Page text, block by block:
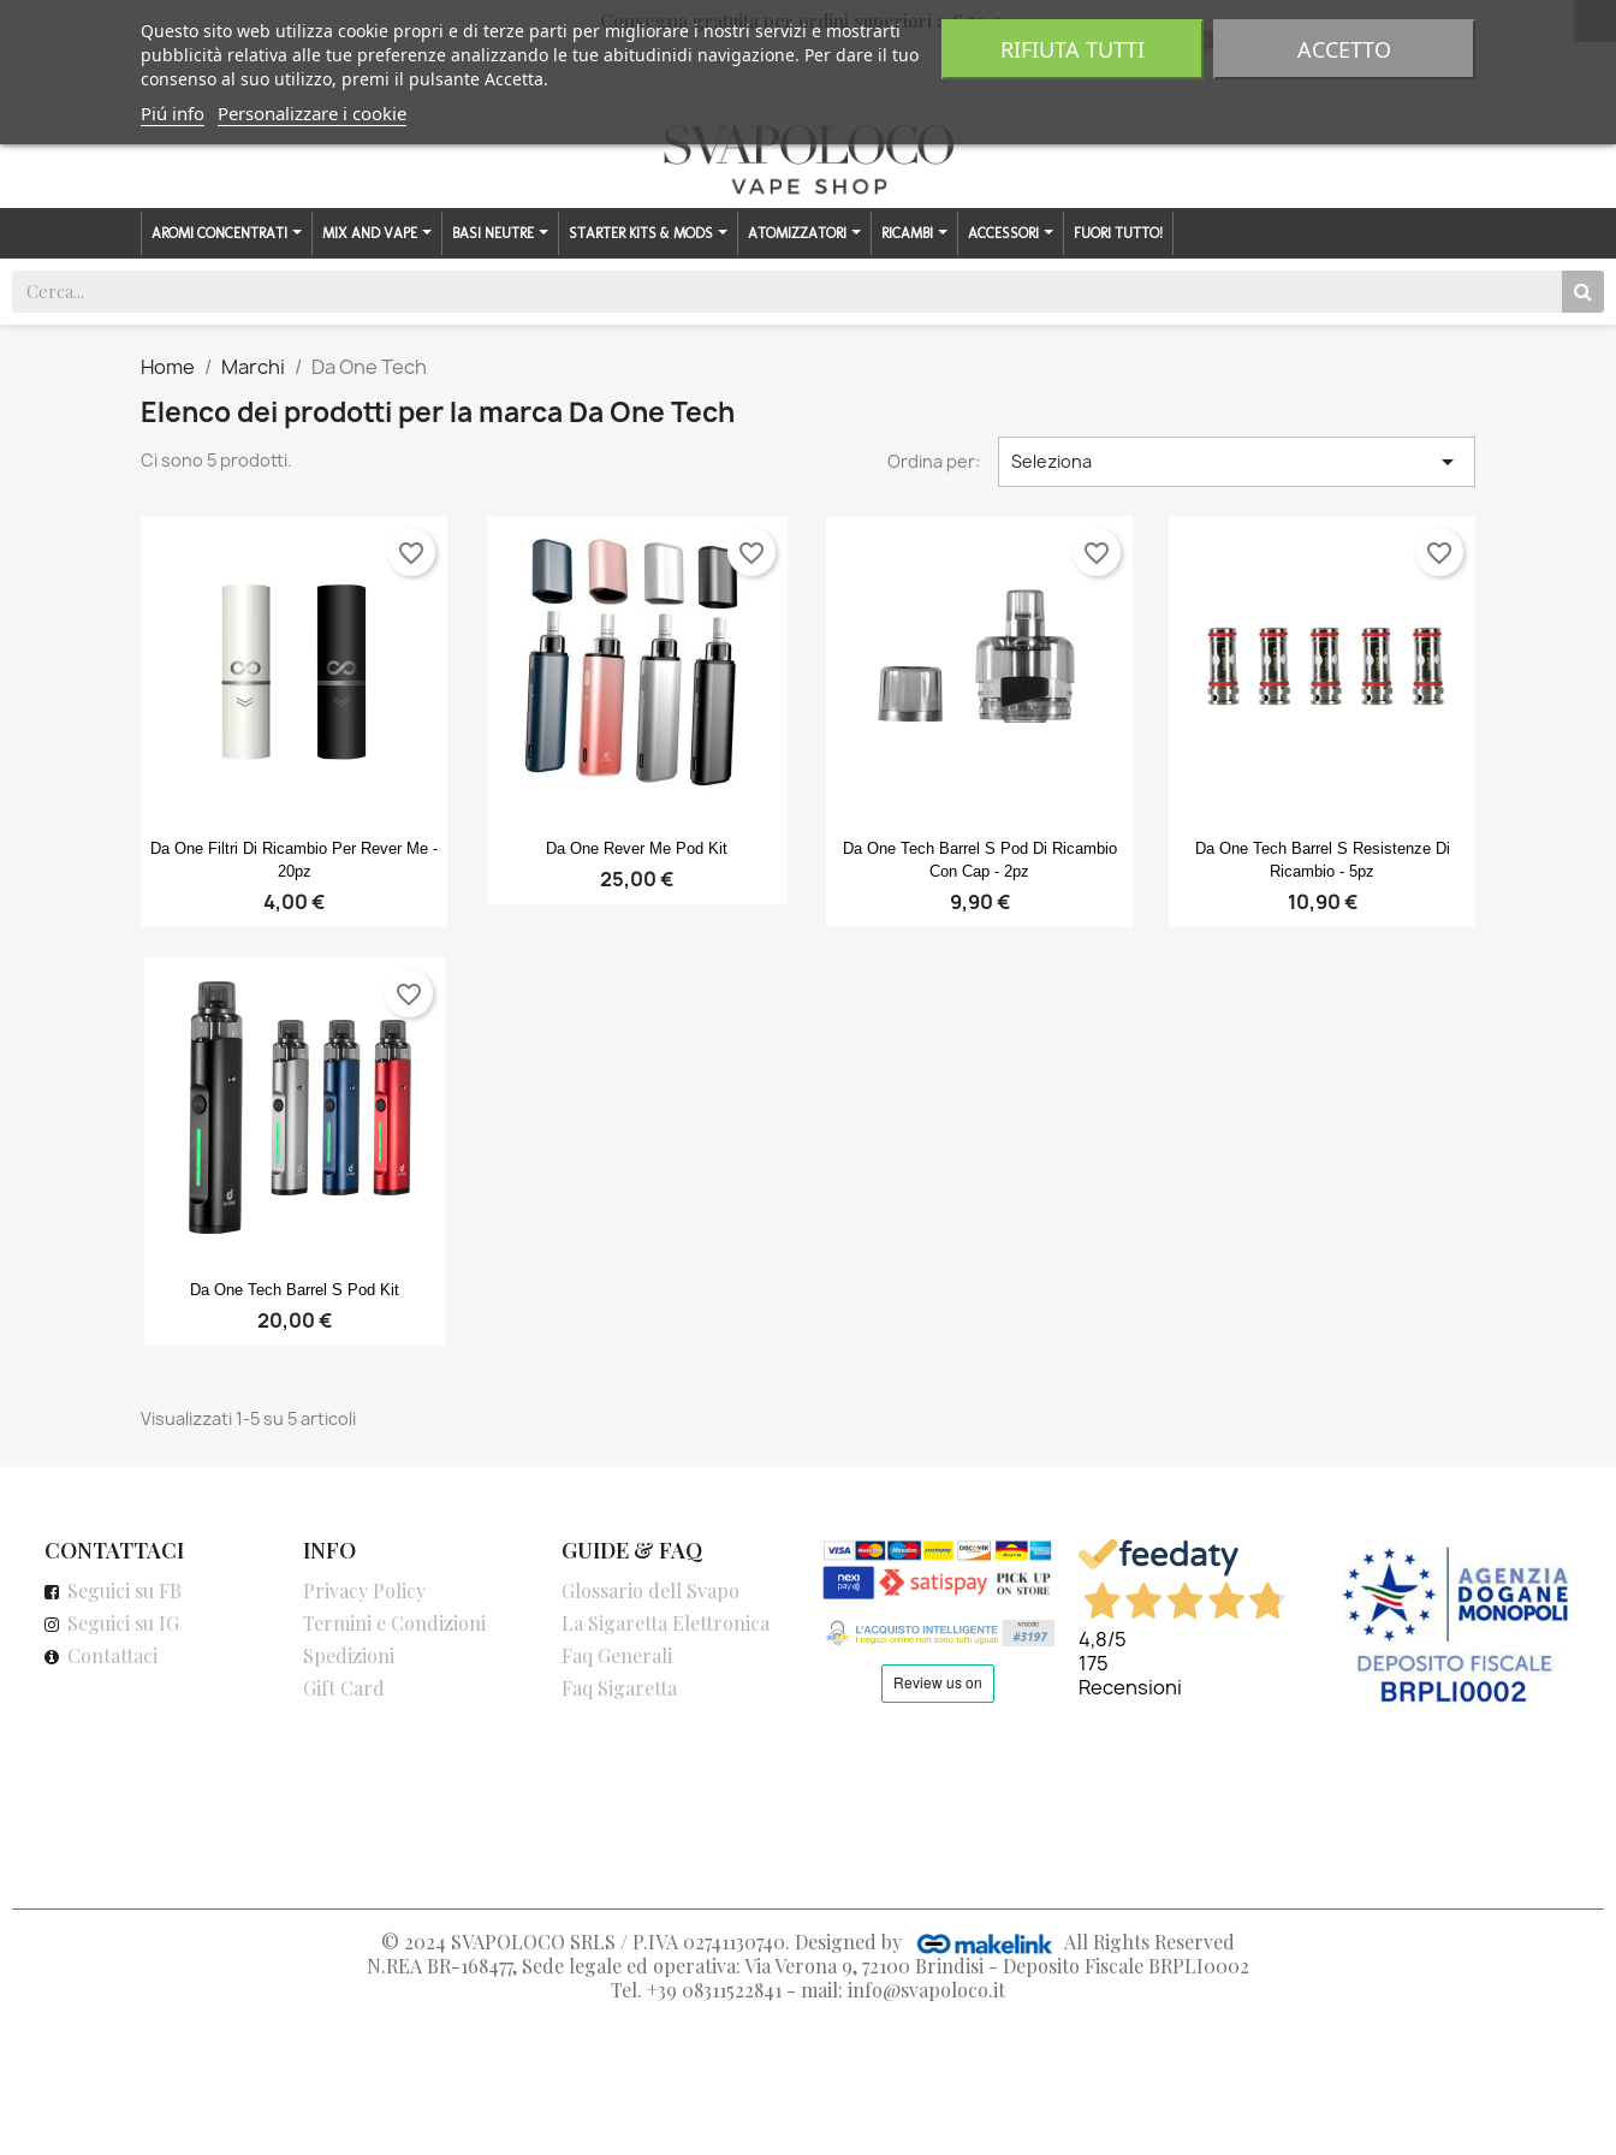
Consegna gratuita per ordini superiori a € 59,00
0,00 €
AROMI CONCENTRATI MIX AND VAPE BASI NEUTRE STARTER KITS & MODS ATOMIZZATORI RICAMBI ACCESSORI FUORI TUTTO!
Home Marchi Da One Tech
Elenco dei prodotti per la marca Da One Tech
Ci sono 5 prodotti. Ordina per: Seleziona 
 Anteprima
Da One Filtri Di Ricambio Per Rever Me -
20pz
4,00 €
favorite_border
 Anteprima
Da One Rever Me Pod Kit
25,00 €
favorite_border
Anteprima
Da One Tech Barrel S Pod Di Ricambio
Con Cap - 2pz
9,90 €
favorite_border
Anteprima
Da One Tech Barrel S Resistenze Di
Ricambio - 5pz
10,90 €
favorite_border
Anteprima
Da One Tech Barrel S Pod Kit
20,00 €
favorite_border
Visualizzati 1-5 su 5 articoli
CONTATTACI
Seguici su FB
Seguici su IG
Contattaci
INFO
Privacy Policy
Termini e Condizioni
Spedizioni
Gift Card
GUIDE & FAQ
Glossario dell Svapo
La Sigaretta Elettronica
Faq Generali
Faq Sigaretta
4,8/5
175
Recensioni
© 2024 SVAPOLOCO SRLS / P.IVA 02741130740. Designed by
All Rights Reserved
N.REA BR-168477, Sede legale ed operativa: Via Verona 9, 72100 Brindisi - Deposito Fiscale BRPLI0002
Tel. +39 08311522841 - mail: info@svapoloco.it
Questo sito web utilizza cookie propri e di terze parti per migliorare i nostri servizi e mostrarti
pubblicità relativa alle tue preferenze analizzando le tue abitudinidi navigazione. Per dare il tuo
consenso al suo utilizzo, premi il pulsante Accetta.
Piú info Personalizzare i cookie
RIFIUTA TUTTI ACCETTO